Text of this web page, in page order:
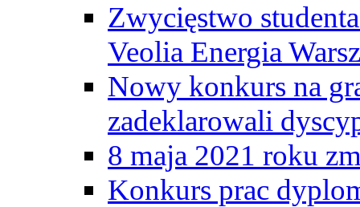
Zwycięstwo
Veolia Energia
Nowy konkurs na
zadeklarowali
8 maja 2021 roku
Konkurs prac